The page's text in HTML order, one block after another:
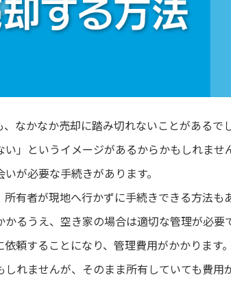
なかなか売却に踏み切れないことがあるで
」というイメージがあるからかもしれませ
が必要な手続きがあります。
有者が現地へ行かずに手続きできる方法も
るうえ、空き家の場合は適切な管理が必要
頼することになり、管理費用がかかります
れませんが、そのまま所有していても費用